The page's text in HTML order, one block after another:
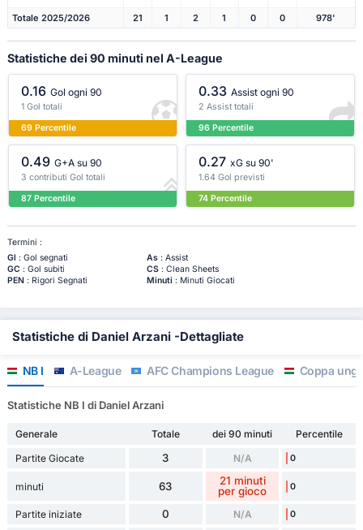
Totale 2025/2026 21 1 2 1 0 0 978'
Statistiche dei 90 minuti nel A-League
0.16 Gol ogni 90
1 Gol totali
69 Percentile
0.33 Assist ogni 90
2 Assist totali
96 Percentile
0.49 G+A su 90
3 contributi Gol totali
87 Percentile
0.27 xG su 90'
1.64 Gol previsti
74 Percentile
Termini :
Gl : Gol segnati As: Assist
GC : Gol subiti CS: Clean Sheets
PEN: Rigori Segnati Minuti : Minuti Giocati
Statistiche di Daniel Arzani -Dettagliate
NB I A-League AFC Champions League Coppa
Statistiche NB I di Daniel Arzani
Generale Totale dei 90 minuti
Percentile
Partite Giocate
3 N/A 0
minuti 63
21 minuti
per gioco
0
Partite iniziate 0 N/A 0